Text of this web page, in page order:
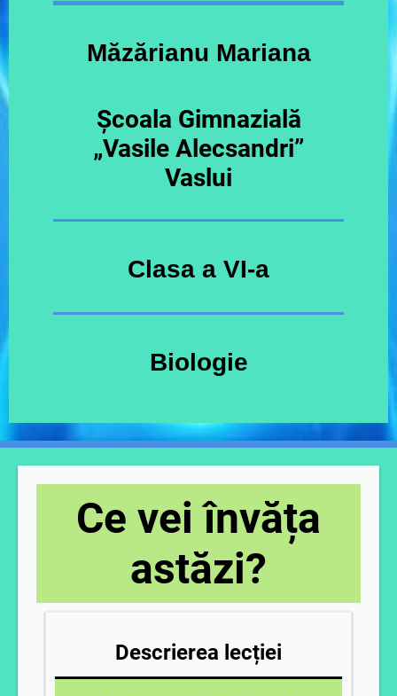
Măzărianu Mariana
Școala Gimnazială
„Vasile Alecsandri”
Vaslui
Clasa a VI-a
Biologie
Ce vei învăța
astăzi?
Descrierea lecției